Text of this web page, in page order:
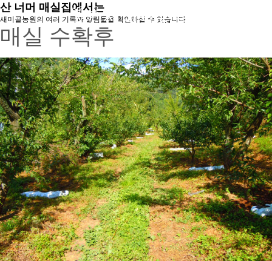
산 너머 매실집에서는
새미골농원의 여러 기록과 알림들을 확인하실 수 있습니다
매실 수확후